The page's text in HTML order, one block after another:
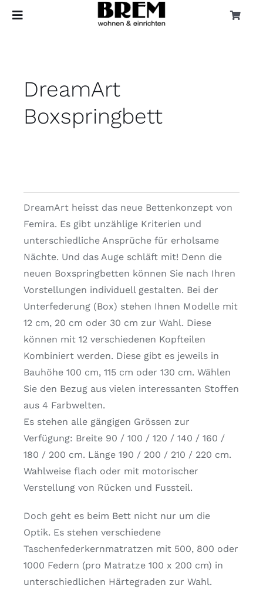
Toggle
Aktionen + Aktuelles
Marken
Sonderverkauf
Dienstleistungen
Toggle
Cart
DreamArt
Boxspringbett
DreamArt heisst das neue Bettenkonzept von
Femira. Es gibt unzählige Kriterien und
unterschiedliche Ansprüche für erholsame
Nächte. Und das Auge schläft mit! Denn die
neuen Boxspringbetten können Sie nach Ihren
Vorstellungen individuell gestalten. Bei der
Unterfederung (Box) stehen Ihnen Modelle mit
12 cm, 20 cm oder 30 cm zur Wahl. Diese
können mit 12 verschiedenen Kopfteilen
Kombiniert werden. Diese gibt es jeweils in
Bauhöhe 100 cm, 115 cm oder 130 cm. Wählen
Sie den Bezug aus vielen interessanten Stoffen
aus 4 Farbwelten.
Es stehen alle gängigen Grössen zur
Verfügung: Breite 90 / 100 / 120 / 140 / 160 /
180 / 200 cm. Länge 190 / 200 / 210 / 220 cm.
Wahlweise flach oder mit motorischer
Verstellung von Rücken und Fussteil.
Doch geht es beim Bett nicht nur um die
Optik. Es stehen verschiedene
Taschenfederkernmatratzen mit 500, 800 oder
1000 Federn (pro Matratze 100 x 200 cm) in
unterschiedlichen Härtegraden zur Wahl.